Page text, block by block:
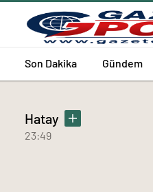
Son Dakika Gündem
Hatay
23:49